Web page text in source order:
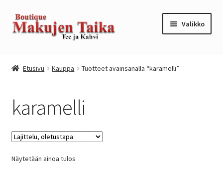
Siirry
navigointiin
Siirry
sisältöön
Valikko
Kassa
Kauppa
Oma tili
Etusivu Kauppa Tuotteet avainsanalla “karamelli”
karamelli
Näytetään ainoa tulos